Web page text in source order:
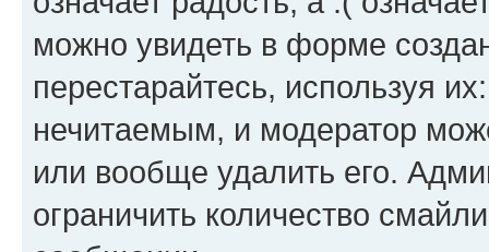
можно увидеть в форме
перестарайтесь, используя
нечитаемым, и модератор
или вообще удалить его.
ограничить количество